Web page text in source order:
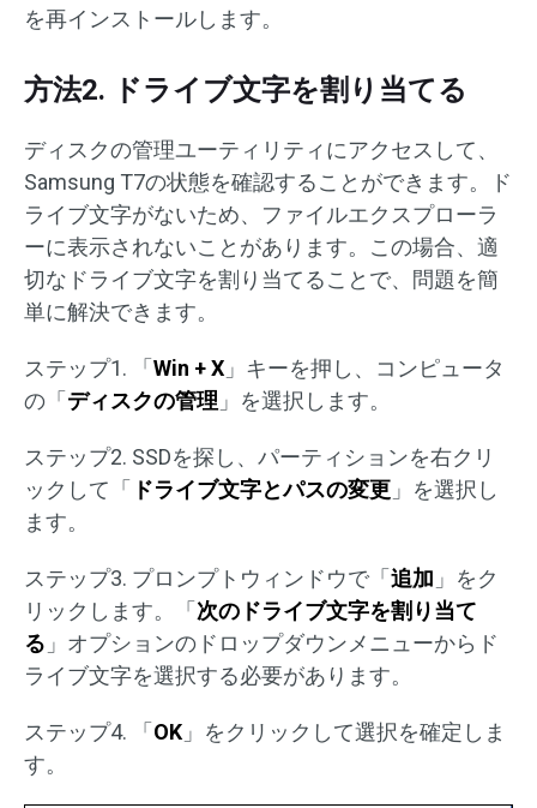
を再インストールします。
方法2. ドライブ文字を割り当てる
ディスクの管理ユーティリティにアクセスして、
Samsung T7の状態を確認することができます。ド
ライブ文字がないため、ファイルエクスプローラ
ーに表示されないことがあります。この場合、適
切なドライブ文字を割り当てることで、問題を簡
単に解決できます。
ステップ1. 「Win + X 」キーを押し、コンピュータ
の「ディスクの管理 」を選択します。
ステップ2. SSDを探し、パーティションを右クリ
ックして「 ドライブ文字とパスの変更 」を選択し
ます。
ステップ3. プロンプトウィンドウで「追加 」をク
リックします。「次のドライブ文字を割り当て
る 」オプションのドロップダウンメニューからド
ライブ文字を選択する必要があります。
ステップ4. 「OK 」をクリックして選択を確定しま
す。